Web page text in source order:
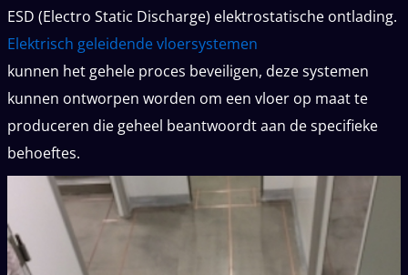
ESD (Electro Static Discharge) elektrostatische ontlading.
Elektrisch geleidende vloersystemen
kunnen het gehele proces beveiligen, deze systemen
kunnen ontworpen worden om een vloer op maat te
produceren die geheel beantwoordt aan de specifieke
behoeftes.